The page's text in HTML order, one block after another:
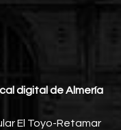
digital de Almería
El Toyo-Retamar